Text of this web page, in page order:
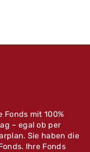
Fonds mit 100%
– egal ob per
Sie haben die
Ihre Fonds